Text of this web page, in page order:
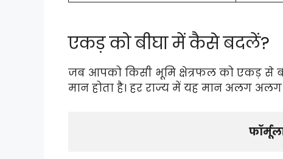
एकड़ को बीघा में कैसे बदलें?
जब आपको किसी भूमि क्षेत्रफल को एकड़ से
मान होता है। हर राज्य में यह मान अलग अलग